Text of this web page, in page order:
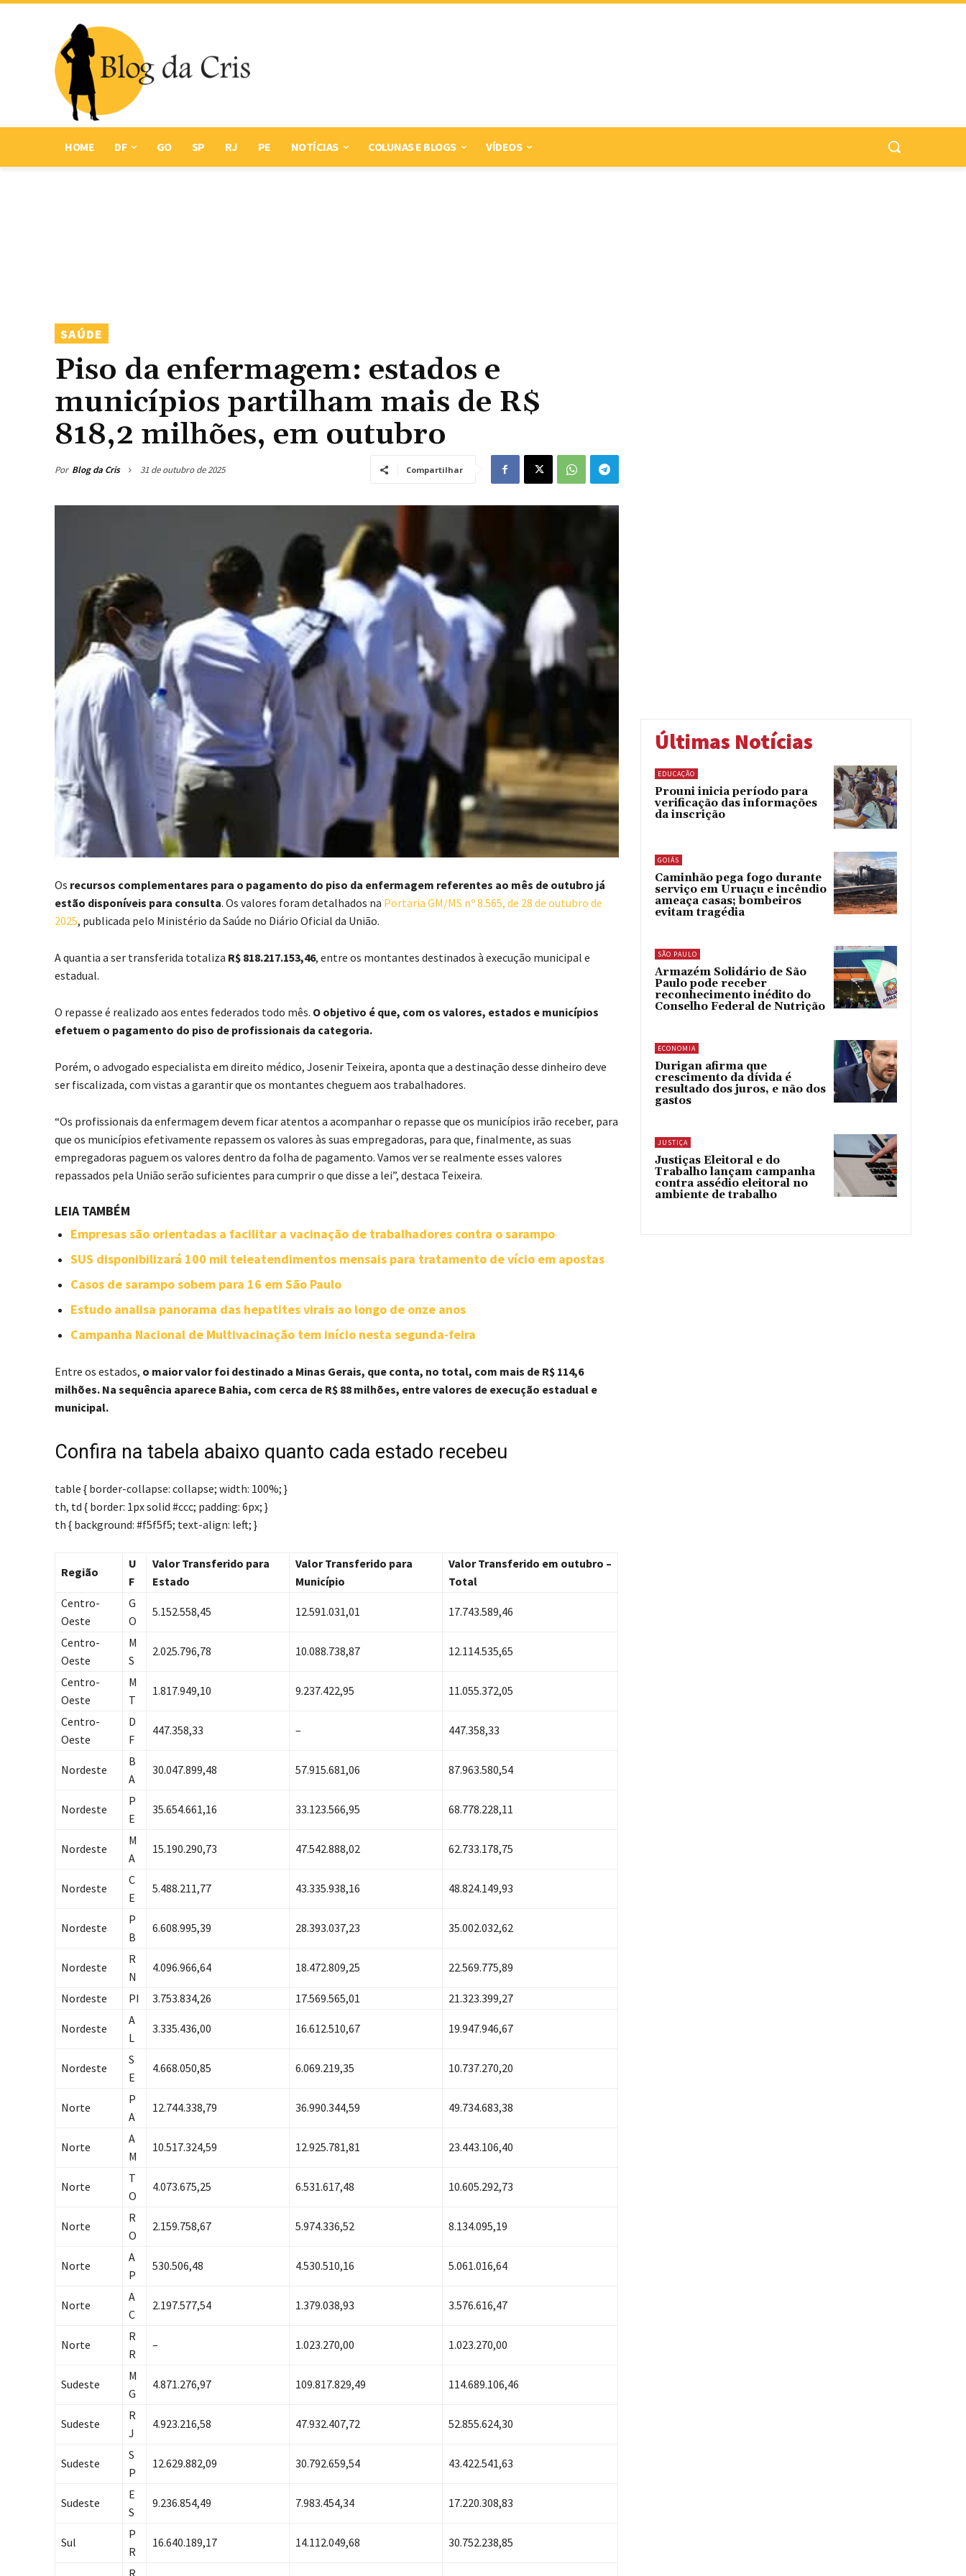
HOME DF GO SP RJ PE NOTÍCIAS COLUNAS E BLOGS VÍDEOS
SAÚDE
Piso da enfermagem: estados e
municípios partilham mais de R$
818,2 milhões, em outubro
Por Blog da Cris 31 de outubro de 2025 Compartilhar
Os recursos complementares para o pagamento do piso da enfermagem referentes ao mês de outubro já
estão disponíveis para consulta. Os valores foram detalhados na Portaria GM/MS nº 8.565, de 28 de outubro de
2025, publicada pelo Ministério da Saúde no Diário Oficial da União.
A quantia a ser transferida totaliza R$ 818.217.153,46, entre os montantes destinados à execução municipal e
estadual.
O repasse é realizado aos entes federados todo mês. O objetivo é que, com os valores, estados e municípios
efetuem o pagamento do piso de profissionais da categoria.
Porém, o advogado especialista em direito médico, Josenir Teixeira, aponta que a destinação desse dinheiro deve
ser fiscalizada, com vistas a garantir que os montantes cheguem aos trabalhadores.
“Os profissionais da enfermagem devem ficar atentos a acompanhar o repasse que os municípios irão receber, para
que os municípios efetivamente repassem os valores às suas empregadoras, para que, finalmente, as suas
empregadoras paguem os valores dentro da folha de pagamento. Vamos ver se realmente esses valores
repassados pela União serão suficientes para cumprir o que disse a lei”, destaca Teixeira.
LEIA TAMBÉM
Empresas são orientadas a facilitar a vacinação de trabalhadores contra o sarampo
SUS disponibilizará 100 mil teleatendimentos mensais para tratamento de vício em apostas
Casos de sarampo sobem para 16 em São Paulo
Estudo analisa panorama das hepatites virais ao longo de onze anos
Campanha Nacional de Multivacinação tem início nesta segunda-feira
Entre os estados, o maior valor foi destinado a Minas Gerais, que conta, no total, com mais de R$ 114,6
milhões. Na sequência aparece Bahia, com cerca de R$ 88 milhões, entre valores de execução estadual e
municipal.
Confira na tabela abaixo quanto cada estado recebeu
table { border-collapse: collapse; width: 100%; }
th, td { border: 1px solid #ccc; padding: 6px; }
th { background: #f5f5f5; text-align: left; }
Região
U
F
Valor Transferido para
Estado
Valor Transferido para
Município
Valor Transferido em outubro –
Total
Centro-
Oeste
G
O
5.152.558,45 12.591.031,01 17.743.589,46
Centro-
Oeste
M
S
2.025.796,78 10.088.738,87 12.114.535,65
Centro-
Oeste
M
T
1.817.949,10 9.237.422,95 11.055.372,05
Centro-
Oeste
D
F
447.358,33 – 447.358,33
Nordeste
B
A
30.047.899,48 57.915.681,06 87.963.580,54
Nordeste
P
E
35.654.661,16 33.123.566,95 68.778.228,11
Nordeste
M
A
15.190.290,73 47.542.888,02 62.733.178,75
Nordeste
C
E
5.488.211,77 43.335.938,16 48.824.149,93
Nordeste
P
B
6.608.995,39 28.393.037,23 35.002.032,62
Nordeste
R
N
4.096.966,64 18.472.809,25 22.569.775,89
Nordeste PI 3.753.834,26 17.569.565,01 21.323.399,27
Nordeste
A
L
3.335.436,00 16.612.510,67 19.947.946,67
Nordeste
S
E
4.668.050,85 6.069.219,35 10.737.270,20
Norte
P
A
12.744.338,79 36.990.344,59 49.734.683,38
Norte
A
M
10.517.324,59 12.925.781,81 23.443.106,40
Norte
T
O
4.073.675,25 6.531.617,48 10.605.292,73
Norte
R
O
2.159.758,67 5.974.336,52 8.134.095,19
Norte
A
P
530.506,48 4.530.510,16 5.061.016,64
Norte
A
C
2.197.577,54 1.379.038,93 3.576.616,47
Norte
R
R
– 1.023.270,00 1.023.270,00
Sudeste
M
G
4.871.276,97 109.817.829,49 114.689.106,46
Sudeste
R
J
4.923.216,58 47.932.407,72 52.855.624,30
Sudeste
S
P
12.629.882,09 30.792.659,54 43.422.541,63
Sudeste
E
S
9.236.854,49 7.983.454,34 17.220.308,83
Sul
P
R
16.640.189,17 14.112.049,68 30.752.238,85
Últimas Notícias
EDUCAÇÃO
Prouni inicia período para
verificação das informações
da inscrição
GOIÁS
Caminhão pega fogo durante
serviço em Uruaçu e incêndio
ameaça casas; bombeiros
evitam tragédia
SÃO PAULO
Armazém Solidário de São
Paulo pode receber
reconhecimento inédito do
Conselho Federal de Nutrição
ECONOMIA
Durigan afirma que
crescimento da dívida é
resultado dos juros, e não dos
gastos
JUSTIÇA
Justiças Eleitoral e do
Trabalho lançam campanha
contra assédio eleitoral no
ambiente de trabalho